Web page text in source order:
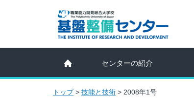
センターの紹介
トップ> 技能と技術 > 2008年1号